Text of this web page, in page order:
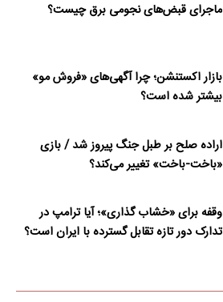
ماجرای قبض‌های نجومی برق چیست؟
بازار اکستنشن؛ چرا آگهی‌های «فروش مو»
بیشتر شده است؟
اراده صلح بر طبل جنگ پیروز شد / بازی
«باخت-باخت» تغییر می‌کند؟
وقفه برای «خشاب گذاری»؛ آیا ترامپ در
تدارک دور تازه تقابل گسترده با ایران است؟